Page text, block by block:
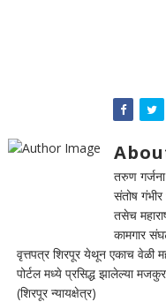
तरुण
संतोष गंभीर
तसेच
कामगार
वृत्तपत्र शिरपूर येथून एकाच वेळी
पोर्टल मध्ये प्रसिद्ध झालेल्या
(शिरपूर न्यायक्षेत्र)